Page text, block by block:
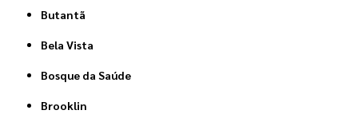
Butantã
Bela Vista
Bosque da Saúde
Brooklin